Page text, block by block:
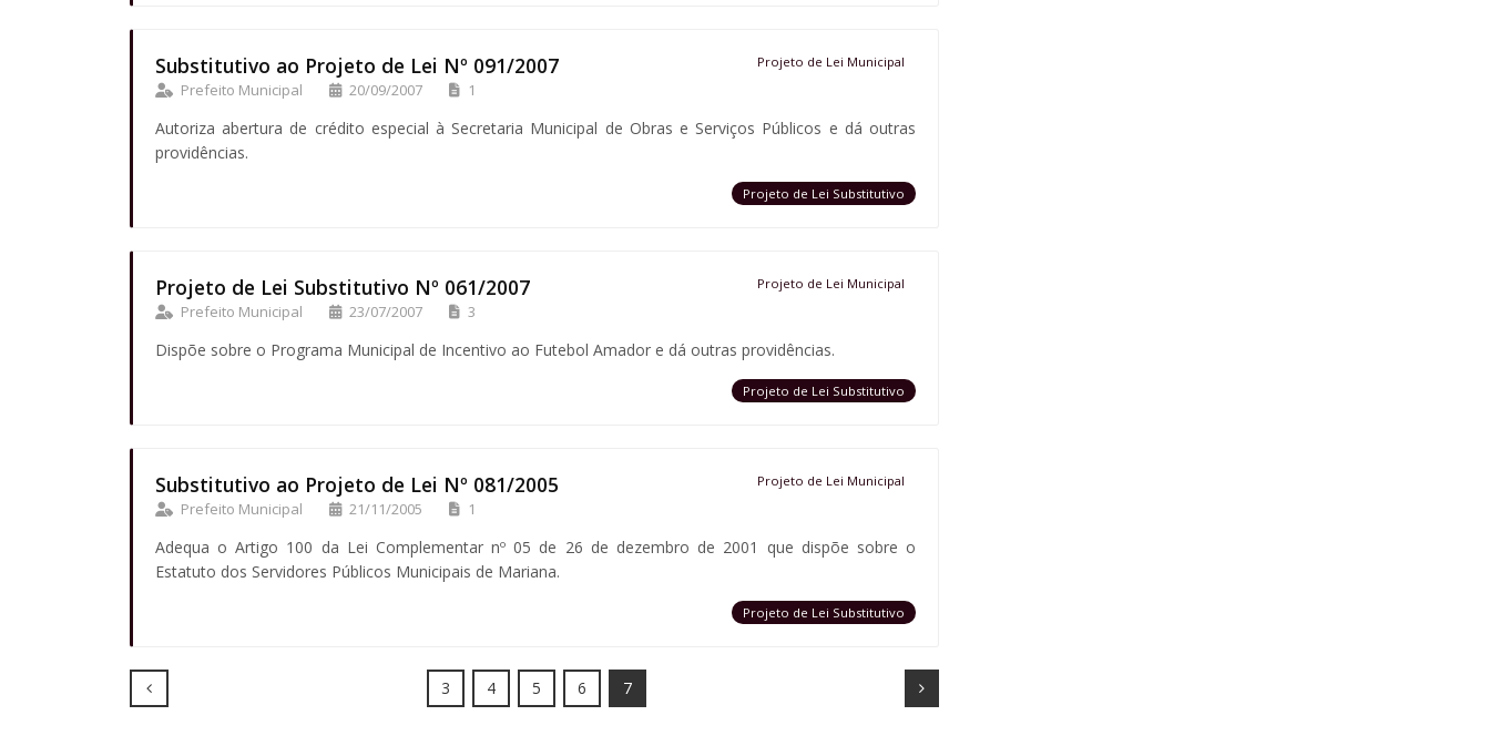
Substitutivo ao Projeto de Lei Nº 091/2007 Projeto de Lei Municipal
Prefeito Municipal 20/09/2007 1
Autoriza abertura de crédito especial à Secretaria Municipal de Obras e Serviços Públicos e dá outras
providências.
Projeto de Lei Substitutivo
Projeto de Lei Substitutivo Nº 061/2007 Projeto de Lei Municipal
Prefeito Municipal 23/07/2007 3
Dispõe sobre o Programa Municipal de Incentivo ao Futebol Amador e dá outras providências.
Projeto de Lei Substitutivo
Substitutivo ao Projeto de Lei Nº 081/2005 Projeto de Lei Municipal
Prefeito Municipal 21/11/2005 1
Adequa o Artigo 100 da Lei Complementar nº 05 de 26 de dezembro de 2001 que dispõe sobre o
Estatuto dos Servidores Públicos Municipais de Mariana.
Projeto de Lei Substitutivo
Prev 3 4 5 6 7 Next